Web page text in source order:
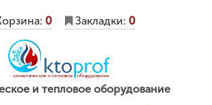
0 Закладки: 0
и тепловое оборудование